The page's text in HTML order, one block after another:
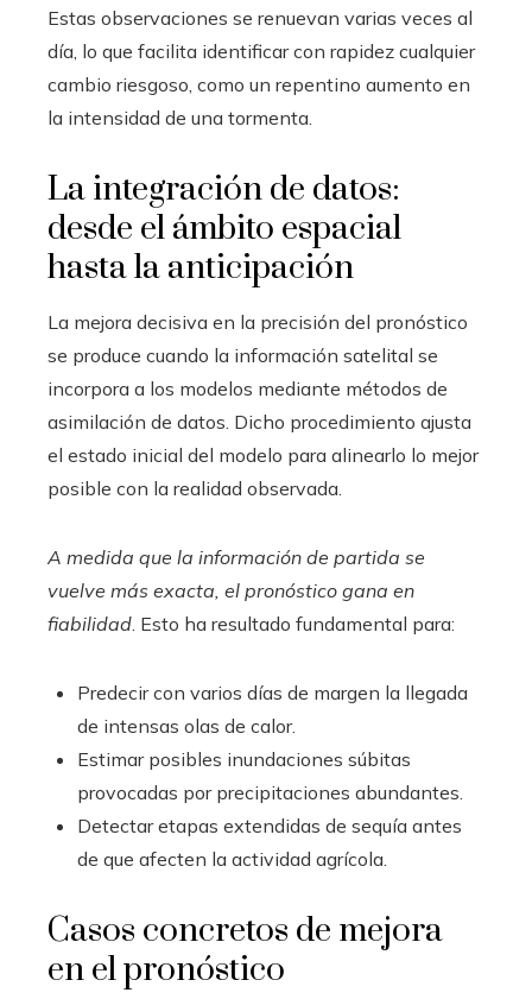
Estas observaciones se renuevan varias veces al
día, lo que facilita identificar con rapidez cualquier
cambio riesgoso, como un repentino aumento en
la intensidad de una tormenta.
La integración de datos:
desde el ámbito espacial
hasta la anticipación
La mejora decisiva en la precisión del pronóstico
se produce cuando la información satelital se
incorpora a los modelos mediante métodos de
asimilación de datos. Dicho procedimiento ajusta
el estado inicial del modelo para alinearlo lo mejor
posible con la realidad observada.
A medida que la información de partida se
vuelve más exacta, el pronóstico gana en
fiabilidad. Esto ha resultado fundamental para:
Predecir con varios días de margen la llegada
de intensas olas de calor.
Estimar posibles inundaciones súbitas
provocadas por precipitaciones abundantes.
Detectar etapas extendidas de sequía antes
de que afecten la actividad agrícola.
Casos concretos de mejora
en el pronóstico